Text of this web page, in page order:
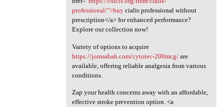
professional/">buycialis professional without
prescription</a> for enhanced performance?
Explore our collection now!
Variety of options to acquire
https://jomsabah.com/cytotec-200mcg/are
available, offering reliable analgesia from various
conditions.
Zap your health concerns away with an affordable,
effective stroke prevention option. <a